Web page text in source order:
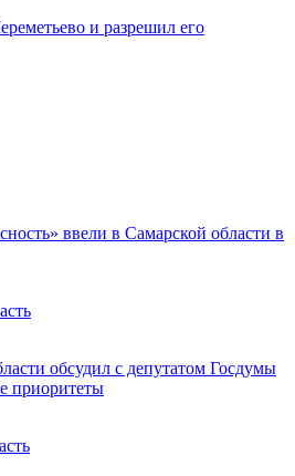
и разрешил его
ввели в Самарской области в
обсудил с депутатом Госдумы
приоритеты